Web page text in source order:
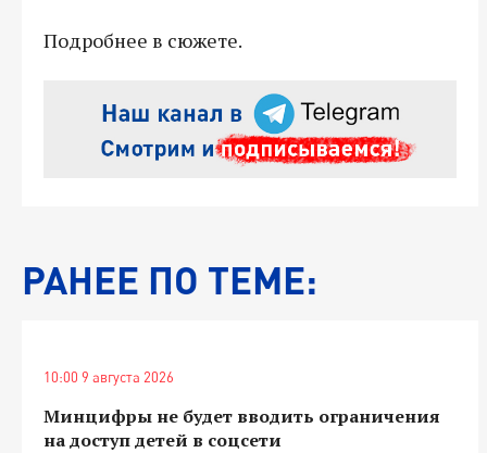
Подробнее в сюжете.
РАНЕЕ ПО ТЕМЕ:
10:00 9 августа 2026
Минцифры не будет вводить ограничения
на доступ детей в соцсети